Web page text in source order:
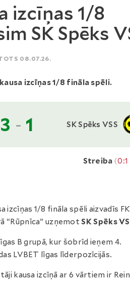
izcīņas 1/8
SK Spēks
08.07.26.
izcīņas 1/8 fināla spēli.
3 - 1 SK Spēks VSS
Streiba (0:1
izcīņas 1/8 fināla spēli aizvadīs FK
“Rūpnīca” uzņemotSK Spēks
B grupā, kur šobrīd ieņem 4.
LVBET līgas līderpozīcijās.
kausa izcīņā ar 6 vārtiem ir